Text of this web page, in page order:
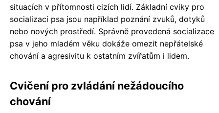
situacích v přítomnosti cizích lidí. Základní cviky pro
socializaci psa jsou například poznání zvuků, dotyků
nebo nových prostředí. Správně provedená socializace
psa v jeho mladém věku dokáže omezit nepřátelské
chování a agresivitu k ostatním zvířatům i lidem.
Cvičení pro zvládání nežádoucího
chování